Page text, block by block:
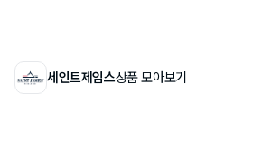
세인트제임스상품 모아보기